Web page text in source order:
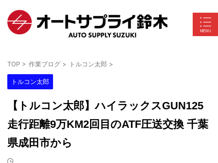
TOP > 作業ブログ > トルコン太郎 >
トルコン太郎
【トルコン太郎】ハイラックスGUN125
走行距離9万KM2回目のATF圧送交換 千葉
県成田市から